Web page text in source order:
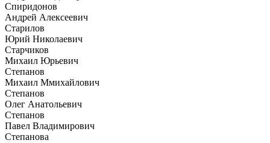
Спиридонов
Андрей Алексеевич
Старилов
Юрий Николаевич
Старчиков
Михаил Юрьевич
Степанов
Михаил Ммихайлович
Степанов
Олег Анатольевич
Степанов
Павел Владимирович
Степанова